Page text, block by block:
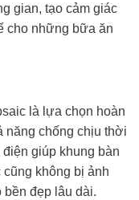
gian, tạo cảm giác
cho những bữa ăn
là lựa chọn hoàn
năng chống chịu thời
giúp khung bàn
không bị ảnh
đẹp lâu dài.